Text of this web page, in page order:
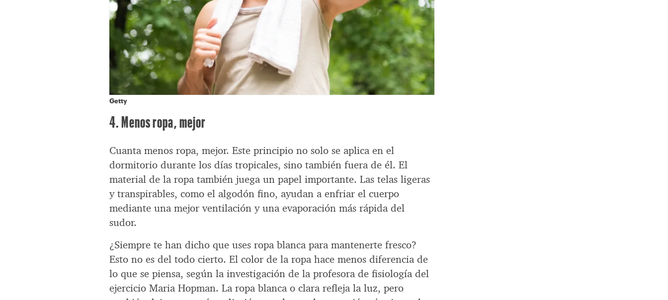
Getty
4. Menos ropa, mejor
Cuanta menos ropa, mejor. Este principio no solo se aplica en el
dormitorio durante los días tropicales, sino también fuera de él. El
material de la ropa también juega un papel importante. Las telas ligeras
y transpirables, como el algodón fino, ayudan a enfriar el cuerpo
mediante una mejor ventilación y una evaporación más rápida del
sudor.
¿Siempre te han dicho que uses ropa blanca para mantenerte fresco?
Esto no es del todo cierto. El color de la ropa hace menos diferencia de
lo que se piensa, según la investigación de la profesora de fisiología del
ejercicio Maria Hopman. La ropa blanca o clara refleja la luz, pero